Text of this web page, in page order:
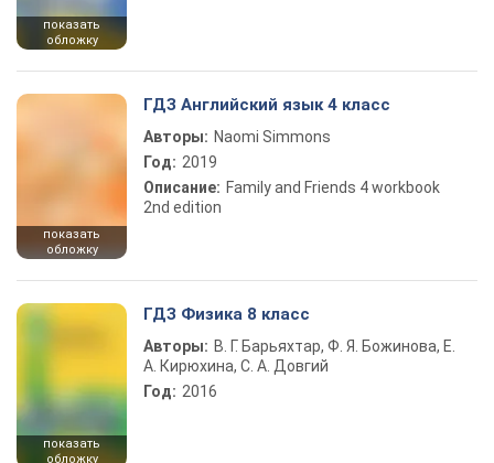
показать
обложку
показать
обложку
ГДЗ Английский язык 4 класс
Авторы: Naomi Simmons
Год: 2019
Описание: Family and Friends 4 workbook
2nd edition
показать
обложку
ГДЗ Физика 8 класс
Авторы: В. Г. Барьяхтар, Ф. Я. Божинова, Е.
А. Кирюхина, С. А. Довгий
Год: 2016